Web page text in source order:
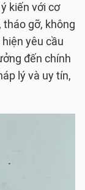
kiến với cơ
gỡ, không
yêu cầu
đến chính
lý và uy tín,